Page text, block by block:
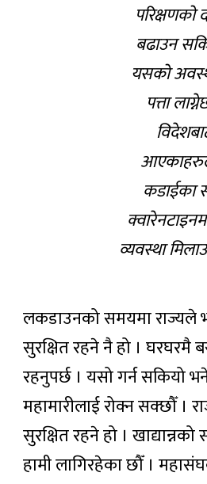
परिक्षणको
बढाउन
यसको
पत्ता
कडाईका
व्यवस्था
लकडाउनको समयमा राज्यले
सुरक्षित रहने नै हो । घरघरमै
रहनुपर्छ । यसो गर्न सकियो
महामारीलाई रोक्न सक्छौँ ।
सुरक्षित रहने हो ।
हामी लागिरहेका छौँ ।